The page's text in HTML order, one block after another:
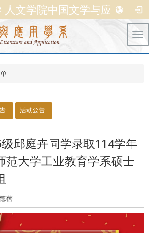
人文学院中国文学与应用学系
活动公告
邱庭卉同学录取114学年
范大学工业教育学系硕士
蓓